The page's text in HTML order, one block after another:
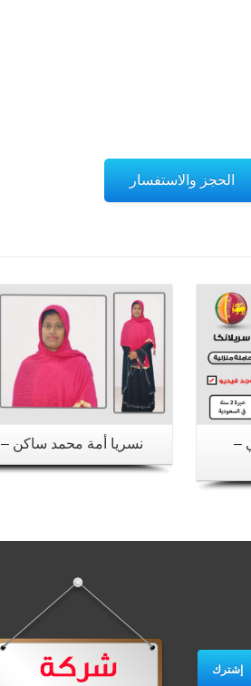
الحجز والاستفسار
نسريا أمة محمد ساكن – S1431
–
إشترك